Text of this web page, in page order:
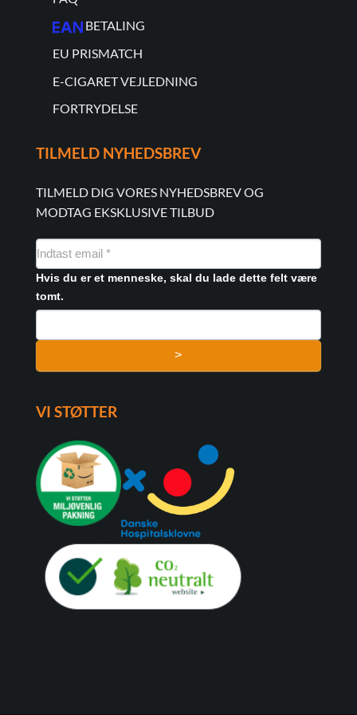
BETALING
EU PRISMATCH
E-CIGARET VEJLEDNING
FORTRYDELSE
TILMELD NYHEDSBREV
TILMELD DIG VORES NYHEDSBREV OG
MODTAG EKSKLUSIVE TILBUD
NYHEDSMAIL
FORMULAR
Hvis du er et menneske, skal du lade dette felt være
tomt.
>
VI STØTTER